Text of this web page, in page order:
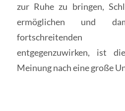
zur Ruhe zu bringen,
ermöglichen und
fortschreitenden
entgegenzuwirken, ist
Meinung nach eine große